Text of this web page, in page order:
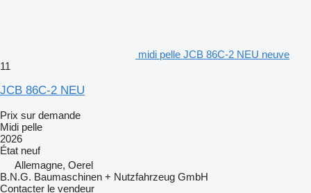
midi pelle JCB 86C-2 NEU neuve
11
JCB 86C-2 NEU
Prix sur demande
Midi pelle
2026
État neuf
Allemagne, Oerel
B.N.G. Baumaschinen + Nutzfahrzeug GmbH
Contacter le vendeur